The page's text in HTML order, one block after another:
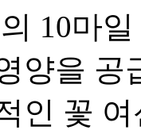
10마
양을 공
인 꽃